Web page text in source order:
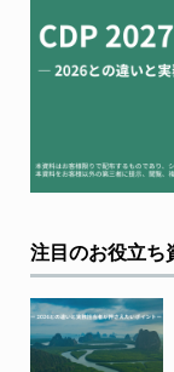
注目のお役立ち